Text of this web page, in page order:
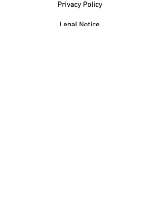
Privacy Policy
Legal Notice